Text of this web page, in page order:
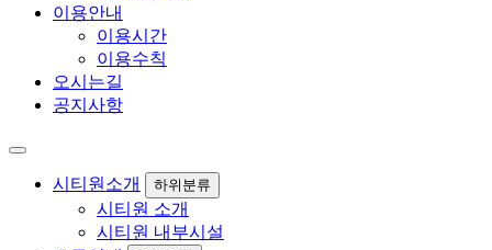
이용안내
이용시간
이용수칙
오시는길
공지사항
시티원소개 하위분류
시티원 소개
시티원 내부시설